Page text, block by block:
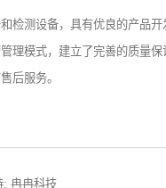
检测设备，具有优良的产品开
理模式，建立了完善的质量
后服务。
: 冉冉科技